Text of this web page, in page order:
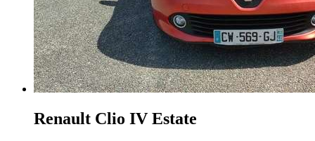
Renault Clio IV Estate